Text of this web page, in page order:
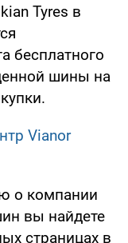
Tyres в
бесплатного
шины на
Vianor
о компании
вы найдете
страницах в